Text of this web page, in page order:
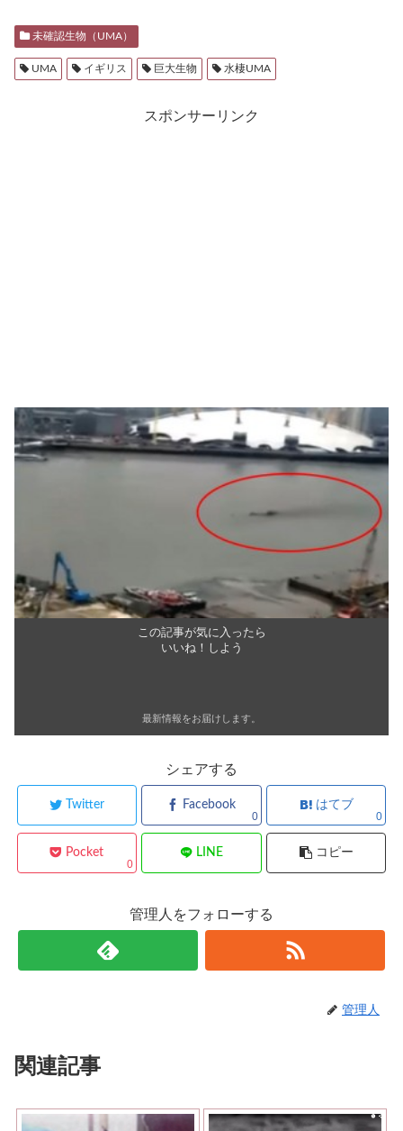
未確認生物（UMA）
UMA イギリス 巨大生物 水棲UMA
スポンサーリンク
この記事が気に入ったら
いいね！しよう
最新情報をお届けします。
シェアする
Twitter
Facebook
0
はてブ
0
Pocket
0
LINE コピー
管理人をフォローする
管理人
関連記事